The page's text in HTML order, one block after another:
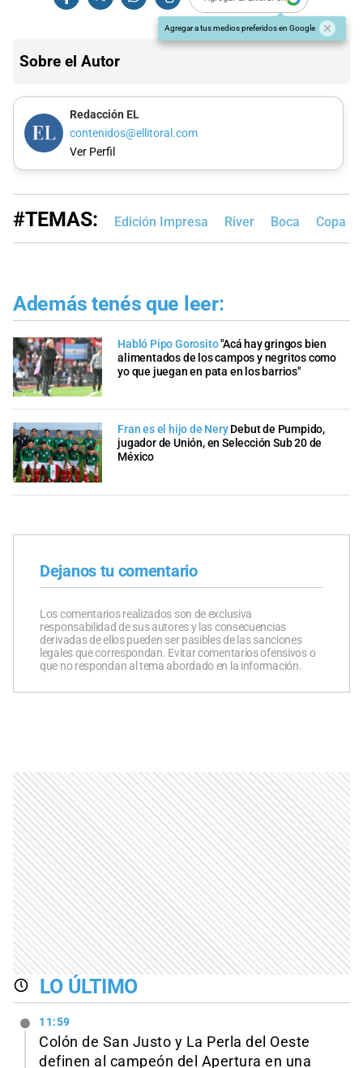
Agregar a tus medios preferidos en Google
Sobre el Autor
Redacción EL
contenidos@ellitoral.com
Ver Perfil
#TEMAS: Edición Impresa River Boca Copa
Además tenés que leer:
Habló Pipo Gorosito"Acá hay gringos bien
alimentados de los campos y negritos como
yo que juegan en pata en los barrios"
Fran es el hijo de Nery Debut de Pumpido,
jugador de Unión, en Selección Sub 20 de
México
Dejanos tu comentario
Los comentarios realizados son de exclusiva
responsabilidad de sus autores y las consecuencias
derivadas de ellos pueden ser pasibles de las sanciones
legales que correspondan. Evitar comentarios ofensivos o
que no respondan al tema abordado en la información.
LO ÚLTIMO
11:59
Colón de San Justo y La Perla del Oeste
definen al campeón del Apertura en una